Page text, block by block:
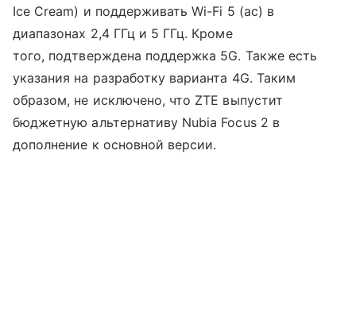
Ice Cream) и поддерживать Wi-Fi 5 (ac) в
диапазонах 2,4 ГГц и 5 ГГц. Кроме
того, подтверждена поддержка 5G. Также есть
указания на разработку варианта 4G. Таким
образом, не исключено, что ZTE выпустит
бюджетную альтернативу Nubia Focus 2 в
дополнение к основной версии.